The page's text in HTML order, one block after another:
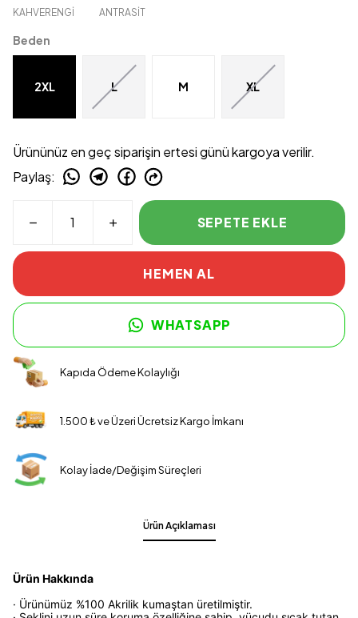
KAHVERENGİ ANTRASİT
Beden
2XL L M XL
Ürününüz en geç siparişin ertesi günü kargoya verilir.
Paylaş:
SEPETE EKLE
HEMEN AL
WHATSAPP
Kapıda Ödeme Kolaylığı
1.500 ₺ ve Üzeri Ücretsiz Kargo İmkanı
Kolay İade/Değişim Süreçleri
Ürün Açıklaması
Ürün Hakkında
· Ürünümüz %100 Akrilik kumaştan üretilmiştir.